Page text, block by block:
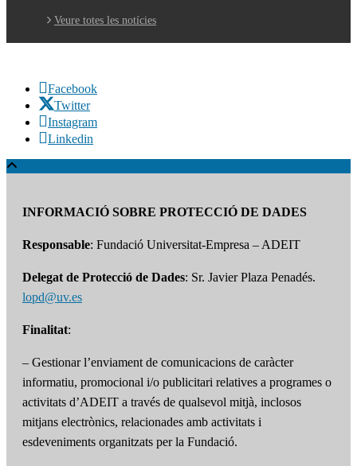
Veure totes les notícies
Facebook
Twitter
Instagram
Linkedin
INFORMACIÓ SOBRE PROTECCIÓ DE DADES
Responsable: Fundació Universitat-Empresa – ADEIT
Delegat de Protecció de Dades: Sr. Javier Plaza Penadés.
lopd@uv.es
Finalitat:
– Gestionar l’enviament de comunicacions de caràcter
informatiu, promocional i/o publicitari relatives a programes o
activitats d’ADEIT a través de qualsevol mitjà, inclosos
mitjans electrònics, relacionades amb activitats i
esdeveniments organitzats per la Fundació.